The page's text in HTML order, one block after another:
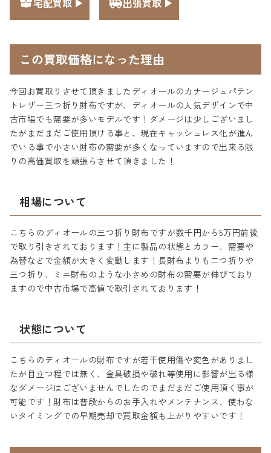
この買取価格になった理由
今回お買取りさせて頂きましたディオールのカナージュパテン
トレザー三つ折り財布ですが、ディオールの人気デザインで中
古市場でも需要が多いモデルです！ダメージは少しございまし
たがまだまだご使用頂ける事と、現在キャッシュレス化が進ん
でいる事で小さい財布の需要が多くなっていますので出来る限
りの高価買取を頑張らさせて頂きました！
相場について
こちらのディオールの三つ折り財布ですが数千円から5万円前後
で取り引きされております！主に製品の状態とカラー、需要や
為替などで金額が大きく変動します！長財布よりも二つ折りや
三つ折り、ミニ財布のような小さめの財布の需要が伸びており
ますので中古市場で高値で取引されております！
状態について
こちらのディオールの財布ですが若干使用傷や変色がありまし
たが目立つ程では無く、金具破損や破れ等使用に影響が出る様
なダメージはございませんでしたのでまだまだご使用頂く事が
可能です！財布は普段からのお手入れやメンテナンス、使わな
いタイミングでの早期売却で買取金額も上がりやすいです！